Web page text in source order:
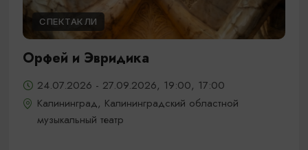
СПЕКТАКЛИ
Орфей и Эвридика
24.07.2026 - 27.09.2026, 19:00, 17:00
Калининград, Калининградский областной
музыкальный театр